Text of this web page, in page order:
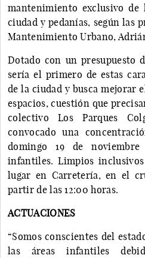
mantenimiento exclusivo
ciudad y pedanías, según las
Mantenimiento Urbano,
Dotado con un presupuesto
sería el primero de estas
de la ciudad y busca mejorar
espacios, cuestión que
colectivo Los Parques
convocado una
domingo 19 de
infantiles. Limpios
lugar en Carretería, en el
partir de las 12:00 horas.
ACTUACIONES
“Somos conscientes del
las áreas infantiles